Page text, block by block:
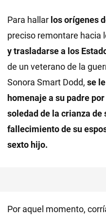
Para hallar los orígenes
preciso remontare hacia
y trasladarse a los
de un veterano de la
Sonora Smart Dodd, se
homenaje a su padre
soledad de la crianza de
fallecimiento de su
sexto hijo.
Por aquel momento,